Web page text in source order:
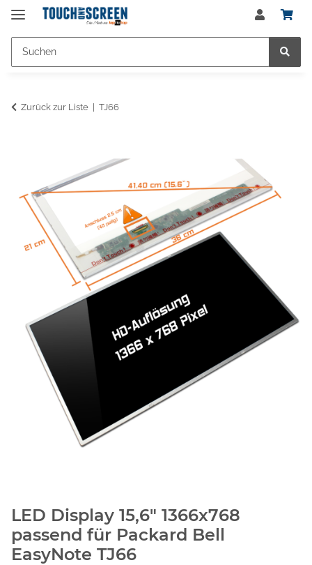
Zurück zur Liste TJ66
LED Display 15,6" 1366x768
passend für Packard Bell
EasyNote TJ66